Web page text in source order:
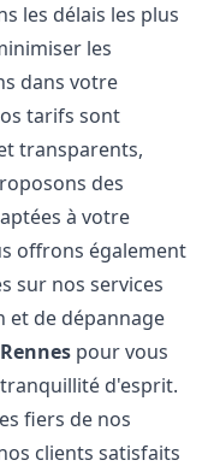
les délais les plus
les
dans votre
tarifs sont
transparents,
des
à votre
offrons également
sur nos services
et de dépannage
Rennes pour vous
d'esprit.
fiers de nos
clients satisfaits